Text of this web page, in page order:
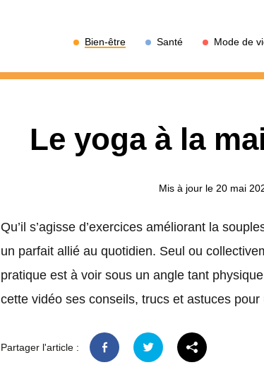
Bien-être Santé Mode de
Le yoga à la
Mis à jour le 20 mai
Qu’il s’agisse d’exercices améliorant la
un parfait allié au quotidien. Seul ou
pratique est à voir sous un angle tant
cette vidéo ses conseils, trucs et astuces
Partager l'article :